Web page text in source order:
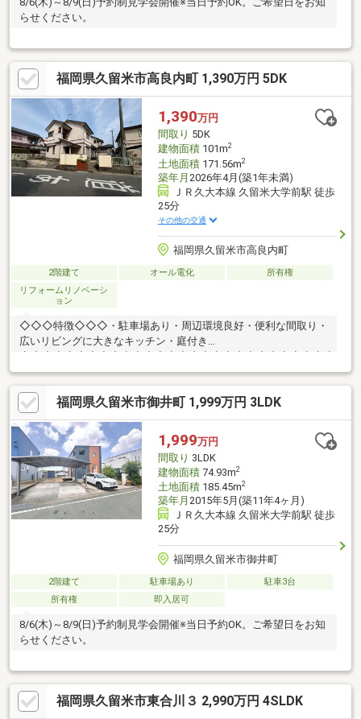
らせください。
福岡県久留米市高良内町 1,390万円 5DK
1,390万円
間取り 5DK
建物面積101m2
土地面積171.56m2
築年月 2026年4月(築1年未満)
ＪＲ久大本線 久留米大学前駅 徒歩
25分
その他の交通
福岡県久留米市高良内町
2階建て オール電化
所有権
リフォームリノベーシ
ョン
◇◇◇特徴◇◇◇・駐車場あり・周辺環境良好・便利な間取り・
広いリビングに大きなキッチン・庭付き
本日は弊社≪四季コーポレーション≫の物件をご覧頂きまして誠
にありがとうございます。「みんながハッピー」を経営理念に掲
げ、お客様のニーズに合った物件の紹介や、オーナー様だけでな
く入居者や地域の方々にも喜んで頂けるよう努めております。
福岡県久留米市御井町 1,999万円 3LDK
1,999万円
間取り 3LDK
建物面積74.93m2
土地面積185.45m2
築年月 2015年5月(築11年4ヶ月)
ＪＲ久大本線 久留米大学前駅 徒歩
25分
福岡県久留米市御井町
2階建て 駐車場あり
駐車3台
所有権
即入居可
8/6(木)～8/9(日)予約制見学会開催※当日予約OK。ご希望日をお知
らせください。
福岡県久留米市東合川３ 2,990万円 4SLDK